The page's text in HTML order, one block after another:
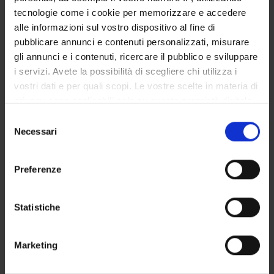
tecnologie come i cookie per memorizzare e accedere
alle informazioni sul vostro dispositivo al fine di
pubblicare annunci e contenuti personalizzati, misurare
gli annunci e i contenuti, ricercare il pubblico e sviluppare
i servizi. Avete la possibilità di scegliere chi utilizza i
vostri dati e per quali scopi. Le vostre scelte in materia di
privacy sono applicabili solo su questa proprietà digitale
modificare o revocare il proprio consenso in qualsiasi
momento dalla Dichiarazione sui cookie o facendo clic
raccogliere informazioni sulla tua posizione
geografica, con un'approssimazione di qualche
Identificare il tuo dispositivo, scansionandolo
delNecessari
Preferenze
Statistiche
Marketing
SECTIONS
Biological Chemistry Section
Allele-specific Characterization of Alanine: Glyoxylate
Gly161 mutations associated with Primary Hyperoxaluria
ACTIVITIES